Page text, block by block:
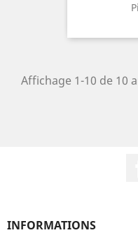
Affichage 1-10 de 10
INFORMATIONS